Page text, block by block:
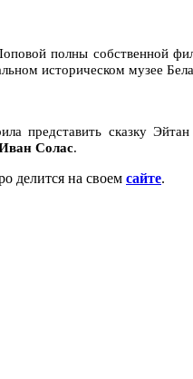
полны собственной
историческом музее
представить сказку
Солас.
делится на своем сайте.